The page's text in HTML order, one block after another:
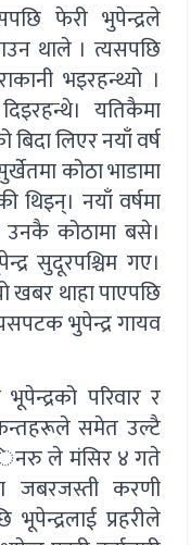
फेरी भुपेन्द्रले
थाले । त्यसपछि
भइरहन्थ्यो ।
यतिकैमा
लिएर नयाँ वर्ष
कोठा भाडामा
थिइन्। नयाँ वर्षमा
कोठामा बसे।
सुदूरपश्चिम गए।
खबर थाहा पाएपछि
भुपेन्द्र गायव
परिवार र
समेत उल्टै
िनरु ले मंसिर ४ गते
जबरजस्ती करणी
प्रहरीले